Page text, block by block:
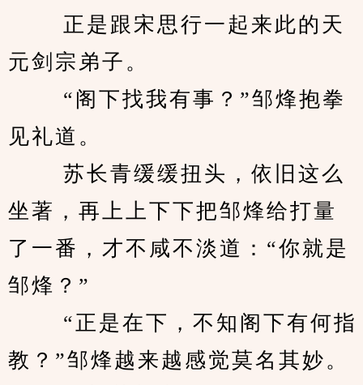
正是跟宋思行一起来此的天
元剑宗弟子。
“阁下找我有事？”邹烽抱拳
见礼道。
苏长青缓缓扭头，依旧这么
坐著，再上上下下把邹烽给打量
了一番，才不咸不淡道：“你就是
邹烽？”
“正是在下，不知阁下有何指
教？”邹烽越来越感觉莫名其妙。